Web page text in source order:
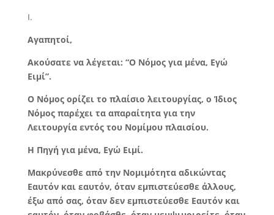
Ι.
Αγαπητοί,
Ακούσατε να λέγεται: “Ο Νόμος για μένα, Εγώ
Ειμί”.
Ο Νόμος ορίζει το πλαίσιο λειτουργίας, ο Ίδιος
Νόμος παρέχει τα απαραίτητα για την
Λειτουργία εντός του Νομίμου πλαισίου.
Η Πηγή για μένα, Εγώ Ειμί.
Μακρύνεσθε από την Νομιμότητα αδικώντας
Εαυτόν και εαυτόν, όταν εμπιστεύεσθε άλλους,
έξω από σας, όταν δεν εμπιστεύεσθε Εαυτόν και